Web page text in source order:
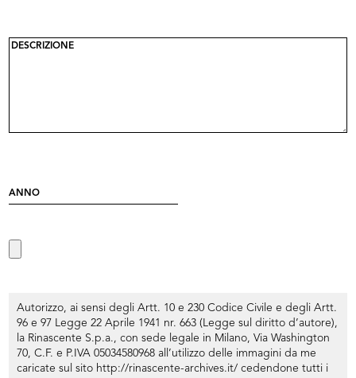
Autorizzo, ai sensi degli Artt. 10 e 230 Codice Civile e degli Artt.
96 e 97 Legge 22 Aprile 1941 nr. 663 (Legge sul diritto d’autore),
la Rinascente S.p.a., con sede legale in Milano, Via Washington
70, C.F. e P.IVA 05034580968 all’utilizzo delle immagini da me
caricate sul sito http://rinascente-archives.it/cedendone tutti i